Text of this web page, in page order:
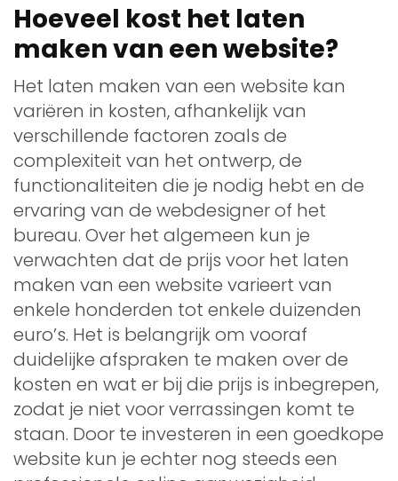
Hoeveel kost het laten
maken van een website?
Het laten maken van een website kan
variëren in kosten, afhankelijk van
verschillende factoren zoals de
complexiteit van het ontwerp, de
functionaliteiten die je nodig hebt en de
ervaring van de webdesigner of het
bureau. Over het algemeen kun je
verwachten dat de prijs voor het laten
maken van een website varieert van
enkele honderden tot enkele duizenden
euro’s. Het is belangrijk om vooraf
duidelijke afspraken te maken over de
kosten en wat er bij die prijs is inbegrepen,
zodat je niet voor verrassingen komt te
staan. Door te investeren in een goedkope
website kun je echter nog steeds een